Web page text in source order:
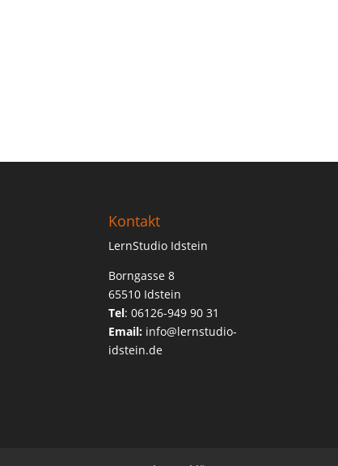
Kontakt
LernStudio Idstein
Borngasse 8
65510 Idstein
Tel:06126-949 90 31
Email: info@lernstudio-
idstein.de